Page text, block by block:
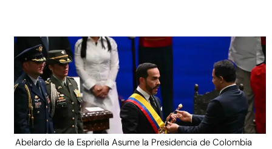
Abelardo de la Espriella Asume la Presidencia de Colombia